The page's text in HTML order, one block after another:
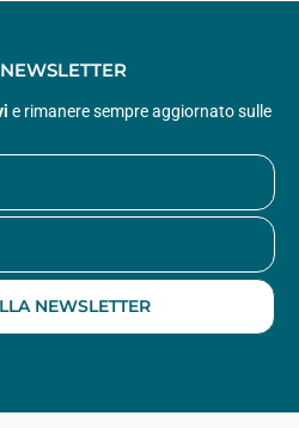
e rimanere sempre aggiornato sulle
NEWSLETTER